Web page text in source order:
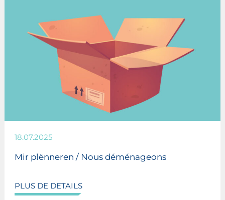
18.07.2025
Mir plënneren / Nous déménageons
PLUS DE DETAILS